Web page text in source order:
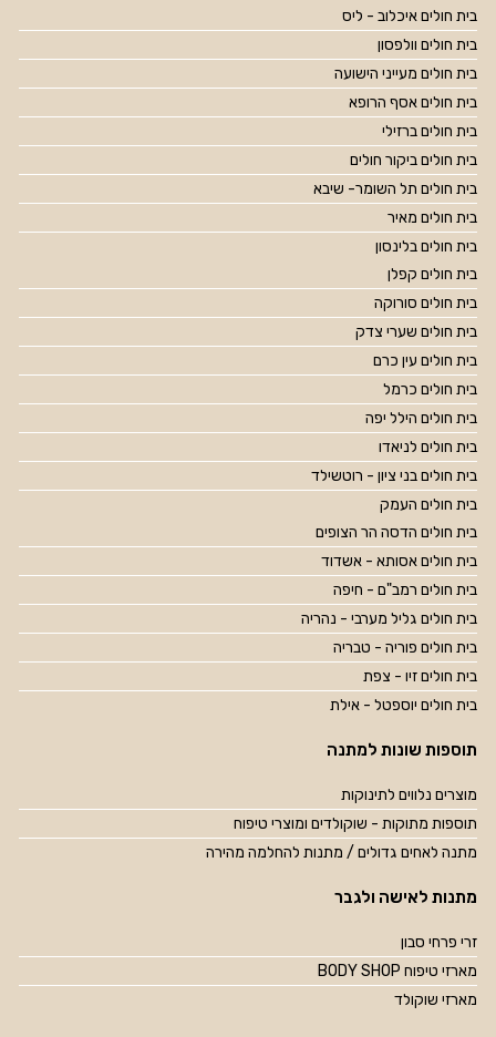
בית חולים איכלוב - ליס
בית חולים וולפסון
בית חולים מעייני הישועה
בית חולים אסף הרופא
בית חולים ברזילי
בית חולים ביקור חולים
בית חולים תל השומר- שיבא
בית חולים מאיר
בית חולים בלינסון
בית חולים קפלן
בית חולים סורוקה
בית חולים שערי צדק
בית חולים עין כרם
בית חולים כרמל
בית חולים הילל יפה
בית חולים לניאדו
בית חולים בני ציון - רוטשילד
בית חולים העמק
בית חולים הדסה הר הצופים
בית חולים אסותא - אשדוד
בית חולים רמב"ם - חיפה
בית חולים גליל מערבי - נהריה
בית חולים פוריה - טבריה
בית חולים זיו - צפת
בית חולים יוספטל - אילת
תוספות שונות למתנה
מוצרים נלווים לתינוקות
תוספות מתוקות - שוקולדים ומוצרי טיפוח
מתנה לאחים גדולים / מתנות להחלמה מהירה
מתנות לאישה ולגבר
זרי פרחי סבון
מארזי טיפוח BODY SHOP
מארזי שוקולד